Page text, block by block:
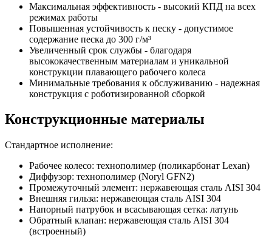
Максимальная эффективность - высокий КПД на всех
режимах работы
Повышенная устойчивость к песку - допустимое
содержание песка до 300 г/м³
Увеличенный срок службы - благодаря
высококачественным материалам и уникальной
конструкции плавающего рабочего колеса
Минимальные требования к обслуживанию - надежная
конструкция с роботизированной сборкой
Конструкционные материалы
Стандартное исполнение:
Рабочее колесо: технополимер (поликарбонат Lexan)
Диффузор: технополимер (Noryl GFN2)
Промежуточный элемент: нержавеющая сталь AISI 304
Внешняя гильза: нержавеющая сталь AISI 304
Напорный патрубок и всасывающая сетка: латунь
Обратный клапан: нержавеющая сталь AISI 304
(встроенный)